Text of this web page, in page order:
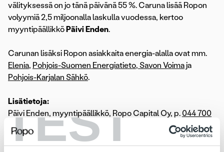
TEST
välityksessä on jo tänä päivänä 55 %. Caruna lisää Ropon
volyymiä 2,5 miljoonalla laskulla vuodessa, kertoo
myyntipäällikkö Päivi Enden.
Carunan lisäksi Ropon asiakkaita energia-alalla ovat mm.
Elenia, Pohjois-Suomen Energiatieto, Savon Voimaja
Pohjois-Karjalan Sähkö.
Lisätietoja:
Päivi Enden, myyntipäällikkö, Ropo Capital Oy, p. 044 700
6038
paivi.enden@ropocapital.fi
Mikko Uotinen, asiakkuusjohtaja, Ropo Capital Oy, p.040